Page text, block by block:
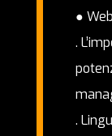
●
.
.